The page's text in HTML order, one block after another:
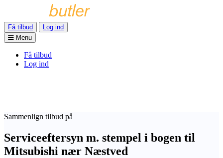
Få tilbud
Log ind
Menu
Få tilbud
Log ind
Sammenlign tilbud på
Serviceeftersyn m. stempel i bogen til
Mitsubishi nær Næstved